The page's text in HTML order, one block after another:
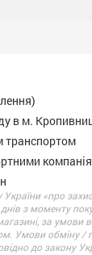
в м.
транспортом
України «про
з моменту
за умови
Умови обміну /
до закону